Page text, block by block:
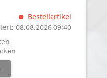
Bestellartikel
08.08.2026 09:40